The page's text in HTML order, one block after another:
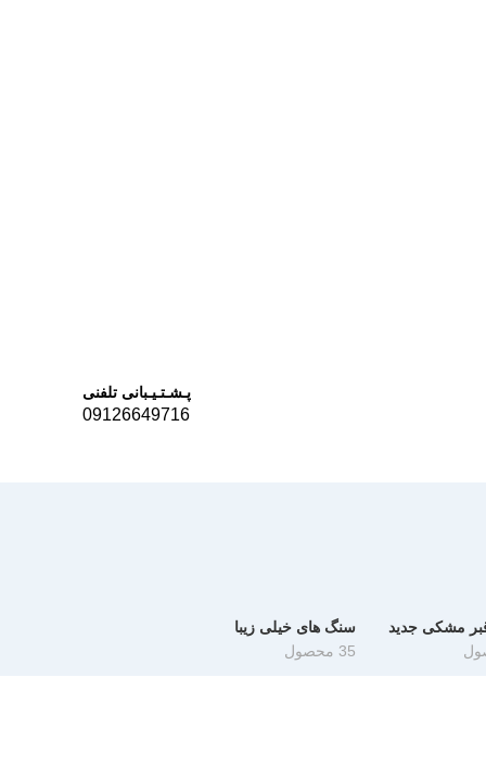
پـشـتـیـبانی تلفنی
09126649716
مشکی جدید
سنگ های خیلی زیبا
35 محصول